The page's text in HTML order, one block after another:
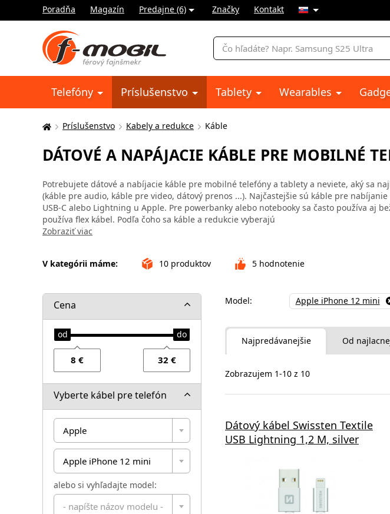
Poradňa Magazín Predajne (6) Značky Kontakt
Vyhľadávanie
Telefóny Príslušenstvo Tablety Wearables
Tu
nachádzate:
Príslušenstvo Kabely a redukce Káble
DÁTOVÉ A NAPÁJACIE KÁBLE PRE MOBILNÉ
Potrebujete dátové a nabíjacie káble pre mobilné telefóny a tablety a neviete, aký sa
(káble pre audio, káble pre video, dátový prenos ...). Najčastejšie sú káble pre
USB-C alebo Lightning u Apple. Pre powerbanky alebo notebooky sa často používa aj
používa flex kábel. Podľa čoho sa káble a redukcie vyberajú
Zobraziť viac
V kategórii máme: 10 produktov 5 hodnotenie
Cena
Vyberte kábel pre telefón
Apple
Apple iPhone 12 mini
alebo si vyhľadajte model:
- napíšte názov modelu -
Model: Apple iPhone 12 mini
Najpredávanejšie Od
Zobrazujem 1-10 z 10
Dátový kábel Swissten Textile
USB Lightning 1,2 M, silver